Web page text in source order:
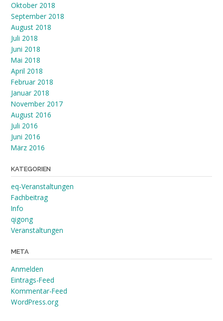
Oktober 2018
September 2018
August 2018
Juli 2018
Juni 2018
Mai 2018
April 2018
Februar 2018
Januar 2018
November 2017
August 2016
Juli 2016
Juni 2016
März 2016
KATEGORIEN
eq-Veranstaltungen
Fachbeitrag
Info
qigong
Veranstaltungen
META
Anmelden
Eintrags-Feed
Kommentar-Feed
WordPress.org